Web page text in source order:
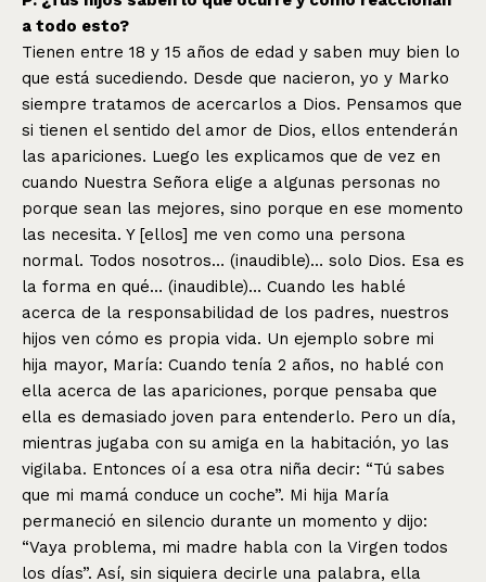
a todo esto?
Tienen entre 18 y 15 años de edad y saben muy bien lo
que está sucediendo. Desde que nacieron, yo y Marko
siempre tratamos de acercarlos a Dios. Pensamos que
si tienen el sentido del amor de Dios, ellos entenderán
las apariciones. Luego les explicamos que de vez en
cuando Nuestra Señora elige a algunas personas no
porque sean las mejores, sino porque en ese momento
las necesita. Y [ellos] me ven como una persona
normal. Todos nosotros… (inaudible)… solo Dios. Esa es
la forma en qué… (inaudible)… Cuando les hablé
acerca de la responsabilidad de los padres, nuestros
hijos ven cómo es propia vida. Un ejemplo sobre mi
hija mayor, María: Cuando tenía 2 años, no hablé con
ella acerca de las apariciones, porque pensaba que
ella es demasiado joven para entenderlo. Pero un día,
mientras jugaba con su amiga en la habitación, yo las
vigilaba. Entonces oí a esa otra niña decir: “Tú sabes
que mi mamá conduce un coche”. Mi hija María
permaneció en silencio durante un momento y dijo:
“Vaya problema, mi madre habla con la Virgen todos
los días”. Así, sin siquiera decirle una palabra, ella